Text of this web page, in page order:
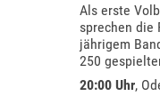
Als erste
sprechen die
jährigem
250
20:00 Uhr,